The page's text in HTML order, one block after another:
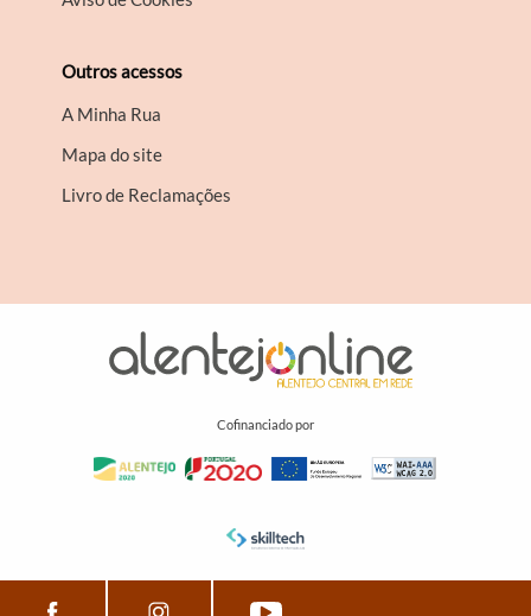
Outros acessos
A Minha Rua
Mapa do site
Livro de Reclamações
Cofinanciado por